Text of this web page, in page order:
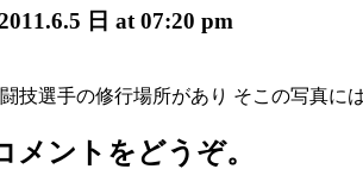
日 at 07:20 pm
技選手の修行場所があり そこの写真に
ントをどうぞ。